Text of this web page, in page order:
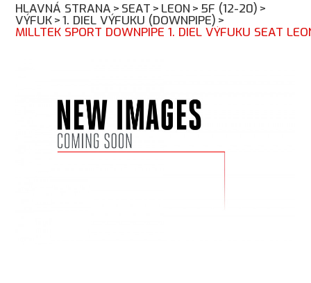
HLAVNÁ STRANA > SEAT > LEON > 5F (12-20) >
VÝFUK>1. DIEL VÝFUKU (DOWNPIPE) >